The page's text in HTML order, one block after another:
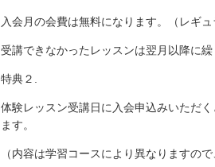
入会月の会費は無料になります。（レギ
受講できなかったレッスンは翌月以降に
特典２.
体験レッスン受講日に入会申込みいただ
ます。
（内容は学習コースにより異なりますの